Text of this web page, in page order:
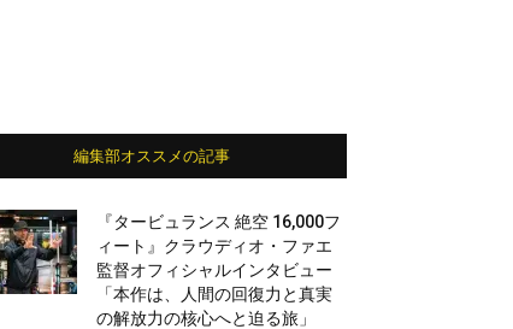
編集部オススメの記事
『タービュランス 絶空 16,000フ
ィート』クラウディオ・ファエ
監督オフィシャルインタビュー
「本作は、人間の回復力と真実
の解放力の核心へと迫る旅」